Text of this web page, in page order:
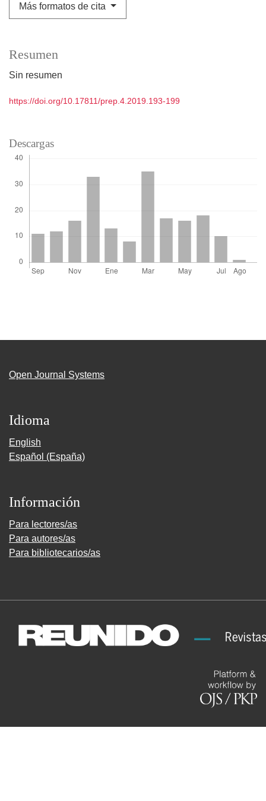
Más formatos de cita
Resumen
Sin resumen
https://doi.org/10.17811/prep.4.2019.193-199
Descargas
Open Journal Systems
Idioma
English
Español (España)
Información
Para lectores/as
Para autores/as
Para bibliotecarios/as